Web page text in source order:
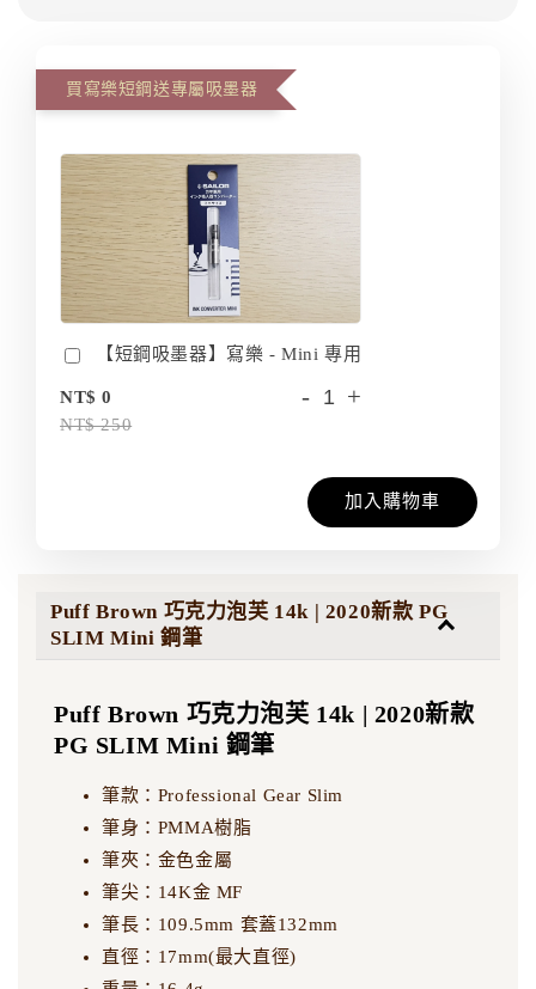
買寫樂短鋼送專屬吸墨器
【短鋼吸墨器】寫樂 - Mini 專用
NT$ 0
NT$ 250
- +
加入購物車
Puff Brown 巧克力泡芙 14k | 2020新款 PG
SLIM Mini 鋼筆
Puff Brown 巧克力泡芙 14k | 2020新款
PG SLIM Mini 鋼筆
筆款：Professional Gear Slim
筆身：PMMA樹脂
筆夾：金色金屬
筆尖：14K金 MF
筆長：109.5mm 套蓋132mm
直徑：17mm(最大直徑)